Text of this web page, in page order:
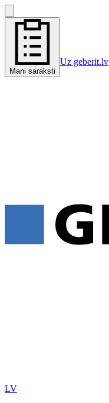
Mani saraksti
Uz geberit.lv
LV